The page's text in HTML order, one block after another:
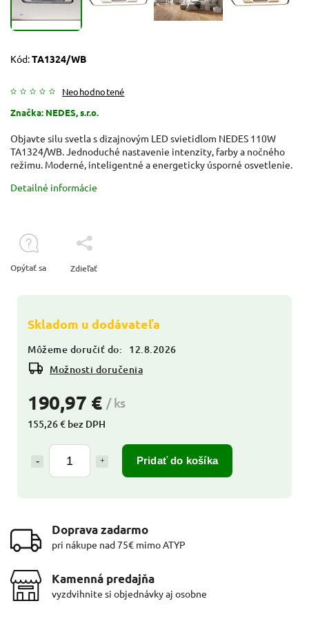
Kód:TA1324/WB
Neohodnotené
Značka: NEDES, s.r.o.
190,97 €/ ks
155,26 € bez DPH
Pridať do košíka
Skladom u dodávateľa
Môžeme doručiť do:
12.8.2026
Možnosti doručenia
Objavte silu svetla s dizajnovým LED svietidlom NEDES 110W
TA1324/WB. Jednoduché nastavenie intenzity, farby a nočného
režimu. Moderné, inteligentné a energeticky úsporné osvetlenie.
Detailné informácie
Opýtať sa Zdieľať
Doprava zadarmo
pri nákupe nad 75€ mimo ATYP
Kamenná predajňa
vyzdvihnite si objednávky aj osobne